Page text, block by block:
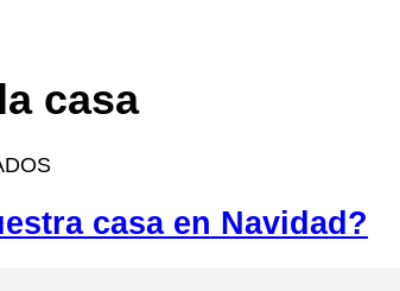
casa
casa en Navidad?